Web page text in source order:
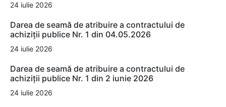
24 iulie 2026
Darea de seamă de atribuire a contractului de
achiziții publice Nr. 1 din 04.05.2026
24 iulie 2026
Darea de seamă de atribuire a contractului de
achiziții publice Nr. 1 din 2 iunie 2026
24 iulie 2026